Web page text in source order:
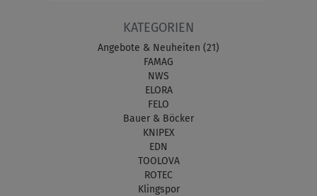
KATEGORIEN
Angebote & Neuheiten (21)
FAMAG
NWS
ELORA
FELO
Bauer & Böcker
KNIPEX
EDN
TOOLOVA
ROTEC
Klingspor